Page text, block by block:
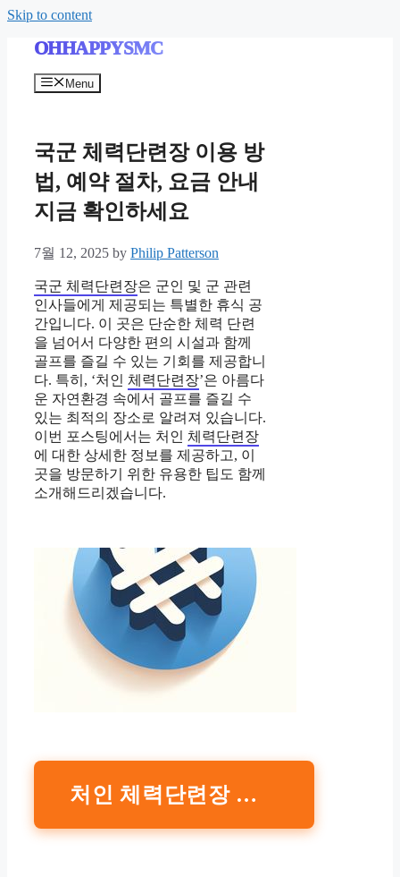
Skip to content
OHHAPPYSMC
Menu
국군 체력단련장 이용 방
법, 예약 절차, 요금 안내
지금 확인하세요
7월 12, 2025 by Philip Patterson
국군 체력단련장은 군인 및 군 관련
인사들에게 제공되는 특별한 휴식 공
간입니다. 이 곳은 단순한 체력 단련
을 넘어서 다양한 편의 시설과 함께
골프를 즐길 수 있는 기회를 제공합니
다. 특히, ‘처인 체력단련장’은 아름다
운 자연환경 속에서 골프를 즐길 수
있는 최적의 장소로 알려져 있습니다.
이번 포스팅에서는 처인 체력단련장
에 대한 상세한 정보를 제공하고, 이
곳을 방문하기 위한 유용한 팁도 함께
소개해드리겠습니다.
처인 체력단련장 예약하기